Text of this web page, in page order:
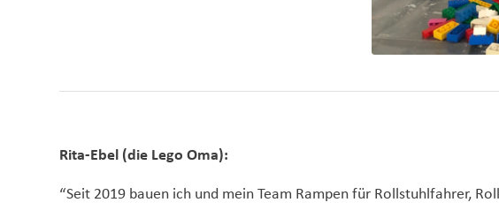
Rita-Ebel (die Lego Oma):
“Seit 2019 bauen ich und mein Team Rampen für Rollstuhlfahrer,